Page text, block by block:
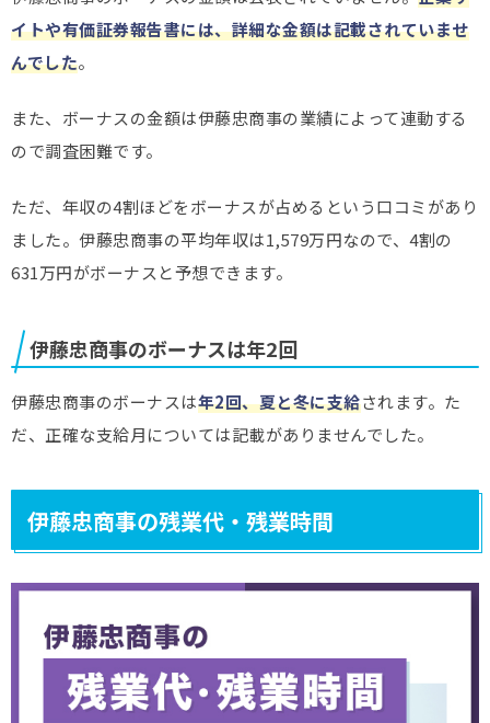
イトや有価証券報告書には、詳細な金額は記載されていませ
んでした。
また、ボーナスの金額は伊藤忠商事の業績によって連動する
ので調査困難です。
ただ、年収の4割ほどをボーナスが占めるという口コミがあり
ました。伊藤忠商事の平均年収は1,579万円なので、4割の
631万円がボーナスと予想できます。
伊藤忠商事のボーナスは年2回
伊藤忠商事のボーナスは年2回、夏と冬に支給されます。た
だ、正確な支給月については記載がありませんでした。
伊藤忠商事の残業代・残業時間